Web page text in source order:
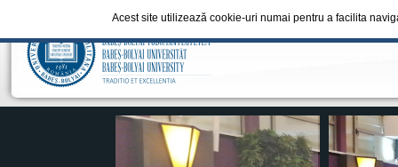
Acest site utilizează cookie-uri numai pentru a facilita